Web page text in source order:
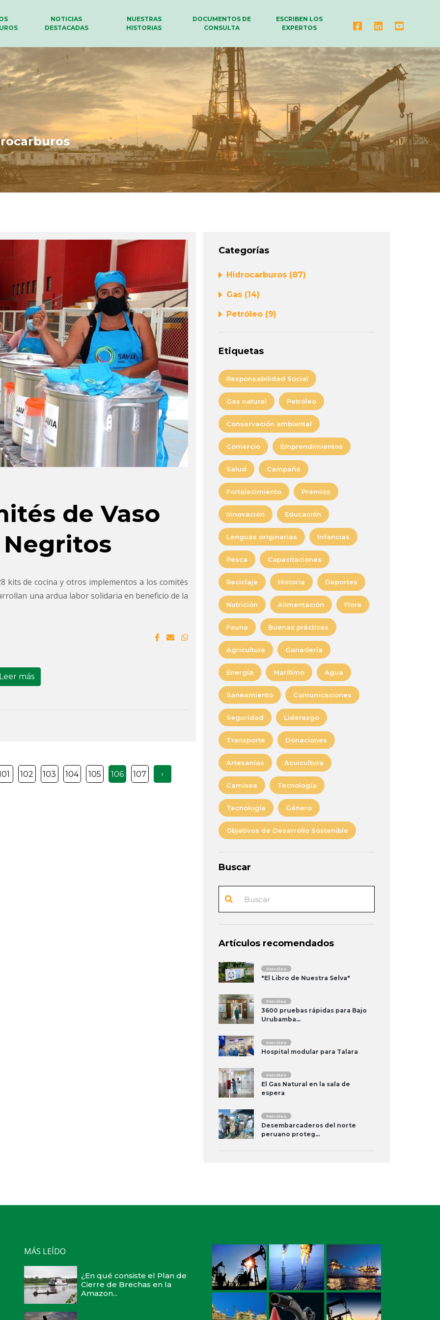
NOTICIAS
DESTACADAS
NUESTRAS
HISTORIAS
DOCUMENTOS DE
CONSULTA
ESCRIBEN LOS
EXPERTOS
de Vaso
kits de cocina y otros implementos a los comités
una ardua labor solidaria en beneficio de la
Leer más
102 103 104 105 106 107 ›
Categorías
Hidrocarburos (87)
Gas (14)
Petróleo (9)
Etiquetas
Responsabilidad Social
Gas natural Petróleo
Conservación ambiental
Comercio Emprendimientos
Salud Campaña
Fortalecimiento Premios
Innovación Educación
Lenguas originarias Infancias
Pesca Capacitaciones
Reciclaje Historia Deportes
Nutrición Alimentación Flora
Fauna Buenas prácticas
Agricultura Ganadería
Energía Marítimo Agua
Saneamiento Comunicaciones
Seguridad Liderazgo
Transporte Donaciones
Artesanías Acuicultura
Camisea Tecnología
Tecnología Género
Objetivos de Desarrollo Sostenible
Buscar
Artículos recomendados
Petróleo
"El Libro de Nuestra Selva"
Petróleo
3600 pruebas rápidas para Bajo
Urubamba...
Petróleo
Hospital modular para Talara
Petróleo
El Gas Natural en la sala de
espera
Petróleo
Desembarcaderos del norte
peruano proteg...
MÁS LEÍDO
¿En qué consiste el Plan de
Cierre de Brechas en la
Amazon...